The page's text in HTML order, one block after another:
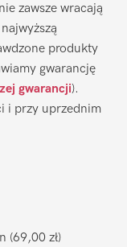
zawsze wracają
produkty
gwarancję
gwarancji).
i przy uprzednim
(69,00 zł)